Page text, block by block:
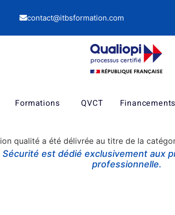
contact@itbsformation.com
Formations QVCT Financements
qualité a été délivrée au titre de la
Sécurité est dédié exclusivement aux
professionnelle.